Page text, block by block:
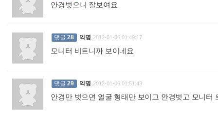
안경벗으니 잘보여요
댓글 28 익명 2012-01-06 01:49:17
모니터 비트니까 보이네요
댓글 29 익명 2012-01-06 01:51:43
안경만 벗으면 얼굴 형태만 보이고 안경벗고 모니터